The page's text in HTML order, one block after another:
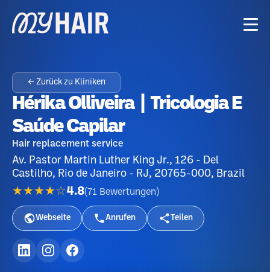
← Zurück zu Kliniken
Hérika Olliveira | Tricologia E
Saúde Capilar
Hair replacement service
Av. Pastor Martin Luther King Jr., 126 - Del
Castilho, Rio de Janeiro - RJ, 20765-000, Brazil
★★★★☆4.8(71 Bewertungen )
Webseite Anrufen Teilen